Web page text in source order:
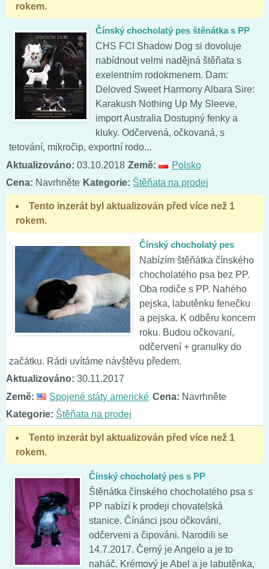
rokem.
Čínský chocholatý pes štěnátka s PP
CHS FCI Shadow Dog si dovoluje
nabídnout velmi nadějná štěňata s
exelentním rodokmenem. Dam:
Deloved Sweet Harmony Albara Sire:
Karakush Nothing Up My Sleeve,
import Australia Dostupný fenky a
kluky. Odčervená, očkovaná, s
tetování, mikročip, exportní rodo...
Aktualizováno: 03.10.2018 Země:
Polsko
Cena: Navrhněte Kategorie: Štěňata na prodej
Tento inzerát byl aktualizován před více než 1
rokem.
Čínský chocholatý pes
Nabízím štěňátka čínského
chocholatého psa bez PP.
Oba rodiče s PP. Nahého
pejska, labutěnku fenečku
a pejska. K odběru koncem
roku. Budou očkovaní,
odčervení + granulky do
začátku. Rádi uvítáme návštěvu předem.
Aktualizováno: 30.11.2017
Země:
Spojené státy americké Cena: Navrhněte
Kategorie: Štěňata na prodej
Tento inzerát byl aktualizován před více než 1
rokem.
Čínský chocholatý pes s PP
Štěnátka čínského chocholatého psa s
PP nabízí k prodeji chovatelská
stanice. Čínánci jsou očkováni,
odčerveni a čipováni. Narodili se
14.7.2017. Černý je Angelo a je to
naháč. Krémový je Abel a je labutěnka,